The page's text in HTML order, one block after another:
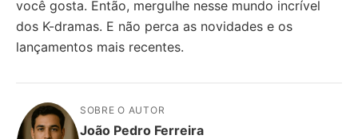
você gosta. Então, mergulhe nesse mundo incrível
dos K-dramas. E não perca as novidades e os
lançamentos mais recentes.
SOBRE O AUTOR
João Pedro Ferreira